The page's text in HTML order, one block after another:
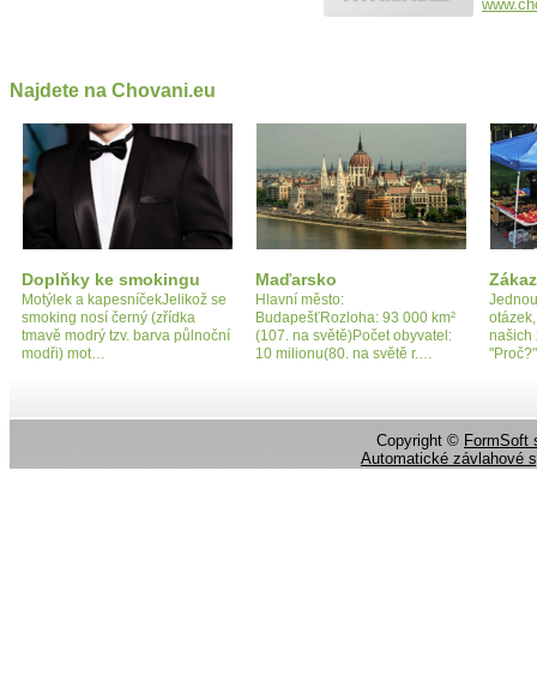
Najdete na Chovani.eu
Doplňky ke smokingu
Motýlek a kapesníčekJelikož se
smoking nosí černý (zřídka
tmavě modrý tzv. barva půlnoční
modři) mot…
Maďarsko
Hlavní město:
BudapešťRozloha: 93 000 km²
(107. na světě)Počet obyvatel:
10 milionu(80. na světě r.…
našich
Copyright © FormSoft
Automatické závlahové